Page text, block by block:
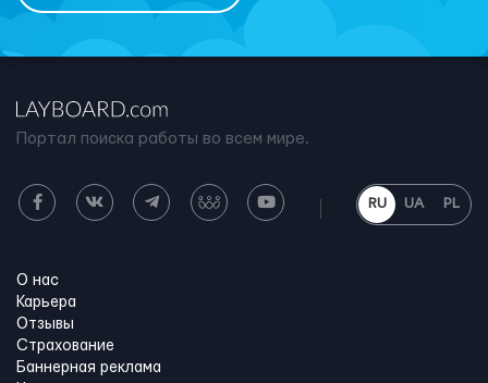
Портал поиска работы во всем мире.
RU UA PL
О нас
Карьера
Отзывы
Страхование
Баннерная реклама